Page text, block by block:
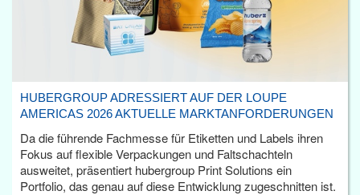
HUBERGROUP ADRESSIERT AUF DER LOUPE
AMERICAS 2026 AKTUELLE MARKTANFORDERUNGEN
Da die führende Fachmesse für Etiketten und Labels ihren
Fokus auf flexible Verpackungen und Faltschachteln
ausweitet, präsentiert hubergroup Print Solutions ein
Portfolio, das genau auf diese Entwicklung zugeschnitten ist.